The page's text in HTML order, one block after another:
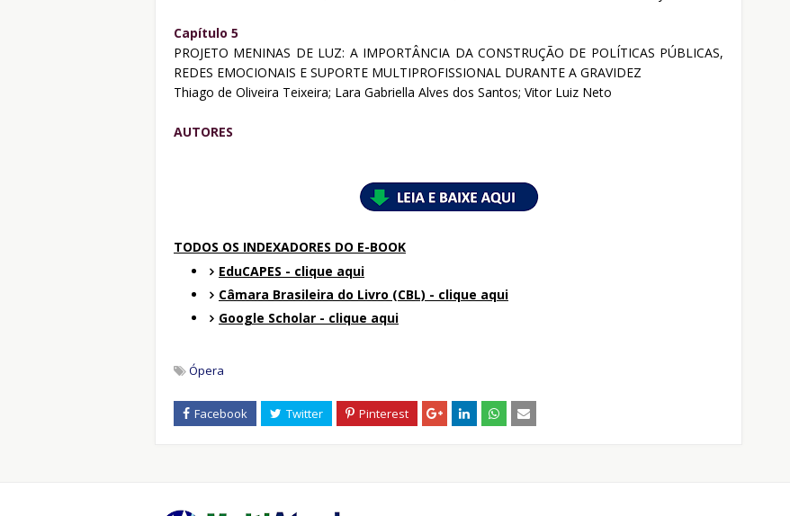
Capítulo 5
PROJETO MENINAS DE LUZ: A IMPORTÂNCIA DA CONSTRUÇÃO DE POLÍTICAS PÚBLICAS,
REDES EMOCIONAIS E SUPORTE MULTIPROFISSIONAL DURANTE A GRAVIDEZ
Thiago de Oliveira Teixeira; Lara Gabriella Alves dos Santos; Vitor Luiz Neto
AUTORES
TODOS OS INDEXADORES DO E-BOOK
EduCAPES - clique aqui
Câmara Brasileira do Livro (CBL) - clique aqui
Google Scholar - clique aqui
Ópera